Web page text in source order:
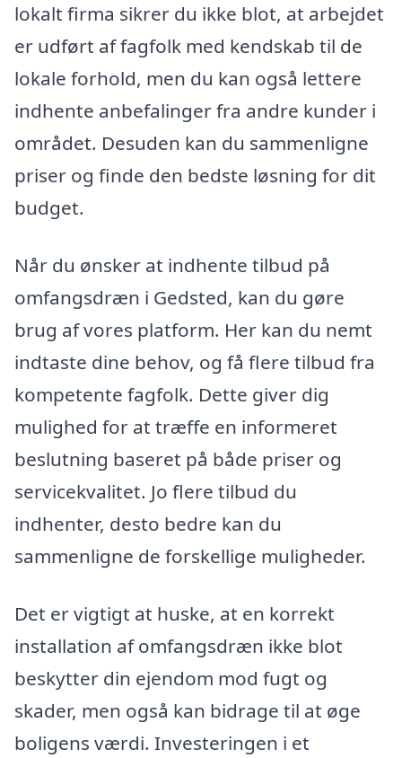
lokalt firma sikrer du ikke blot, at arbejdet
er udført af fagfolk med kendskab til de
lokale forhold, men du kan også lettere
indhente anbefalinger fra andre kunder i
området. Desuden kan du sammenligne
priser og finde den bedste løsning for dit
budget.
Når du ønsker at indhente tilbud på
omfangsdræn i Gedsted, kan du gøre
brug af vores platform. Her kan du nemt
indtaste dine behov, og få flere tilbud fra
kompetente fagfolk. Dette giver dig
mulighed for at træffe en informeret
beslutning baseret på både priser og
servicekvalitet. Jo flere tilbud du
indhenter, desto bedre kan du
sammenligne de forskellige muligheder.
Det er vigtigt at huske, at en korrekt
installation af omfangsdræn ikke blot
beskytter din ejendom mod fugt og
skader, men også kan bidrage til at øge
boligens værdi. Investeringen i et